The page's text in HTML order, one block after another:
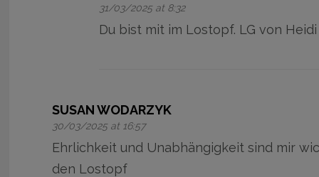
31/03/2025 at 8:32
Du bist mit im Lostopf. LG von Heidi
SUSAN WODARZYK
30/03/2025 at 16:57
Ehrlichkeit und Unabhängigkeit sind mir
den Lostopf